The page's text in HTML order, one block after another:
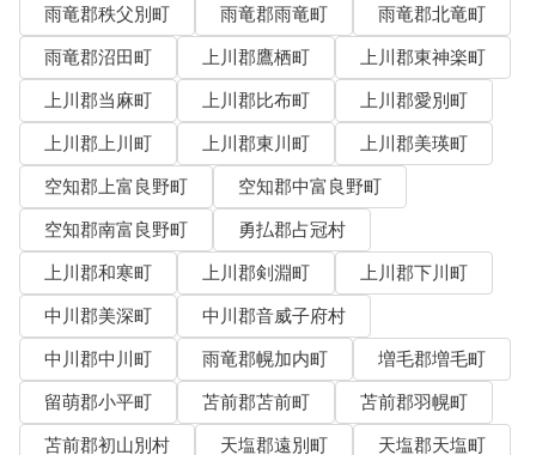
雨竜郡秩父別町
雨竜郡雨竜町
雨竜郡北竜町
雨竜郡沼田町
上川郡鷹栖町
上川郡東神楽町
上川郡当麻町
上川郡比布町
上川郡愛別町
上川郡上川町
上川郡東川町
上川郡美瑛町
空知郡上富良野町
空知郡中富良野町
空知郡南富良野町
勇払郡占冠村
上川郡和寒町
上川郡剣淵町
上川郡下川町
中川郡美深町
中川郡音威子府村
中川郡中川町
雨竜郡幌加内町
増毛郡増毛町
留萌郡小平町
苫前郡苫前町
苫前郡羽幌町
苫前郡初山別村
天塩郡遠別町
天塩郡天塩町